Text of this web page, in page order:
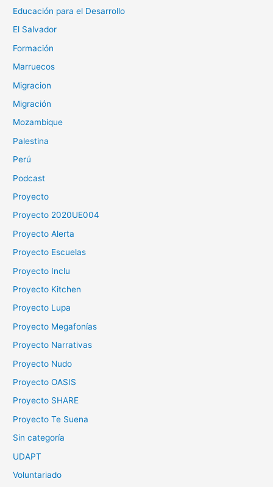
Educación para el Desarrollo
El Salvador
Formación
Marruecos
Migracion
Migración
Mozambique
Palestina
Perú
Podcast
Proyecto
Proyecto 2020UE004
Proyecto Alerta
Proyecto Escuelas
Proyecto Inclu
Proyecto Kitchen
Proyecto Lupa
Proyecto Megafonías
Proyecto Narrativas
Proyecto Nudo
Proyecto OASIS
Proyecto SHARE
Proyecto Te Suena
Sin categoría
UDAPT
Voluntariado